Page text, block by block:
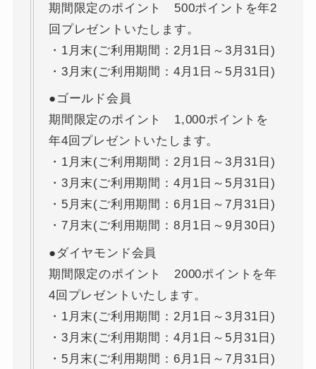
期間限定のポイント 500ポイントを年2
回プレゼントいたします。
・1月末(ご利用期間：2月1日～3月31日)
・3月末(ご利用期間：4月1日～5月31日)
●ゴールド会員
期間限定のポイント 1,000ポイントを
年4回プレゼントいたします。
・1月末(ご利用期間：2月1日～3月31日)
・3月末(ご利用期間：4月1日～5月31日)
・5月末(ご利用期間：6月1日～7月31日)
・7月末(ご利用期間：8月1日～9月30日)
●ダイヤモンド会員
期間限定のポイント 2000ポイントを年
4回プレゼントいたします。
・1月末(ご利用期間：2月1日～3月31日)
・3月末(ご利用期間：4月1日～5月31日)
・5月末(ご利用期間：6月1日～7月31日)